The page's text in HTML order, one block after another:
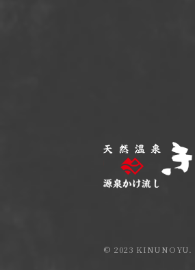
© 2023 KINUNOYU.